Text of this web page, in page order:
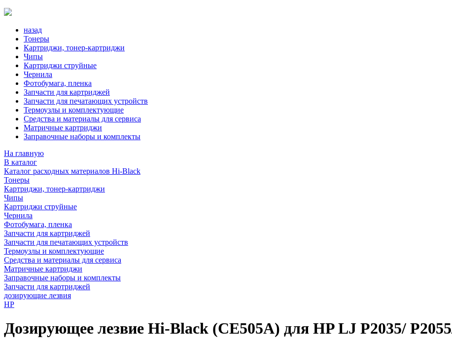
назад
Тонеры
Картриджи, тонер-картриджи
Чипы
Картриджи струйные
Чернила
Фотобумага, пленка
Запчасти для картриджей
Запчасти для печатающих устройств
Термоузлы и комплектующие
Средства и материалы для сервиса
Матричные картриджи
Заправочные наборы и комплекты
На главную
В каталог
Каталог расходных материалов Hi-Black
Тонеры
Картриджи, тонер-картриджи
Чипы
Картриджи струйные
Чернила
Фотобумага, пленка
Запчасти для картриджей
Запчасти для печатающих устройств
Термоузлы и комплектующие
Средства и материалы для сервиса
Матричные картриджи
Заправочные наборы и комплекты
Запчасти для картриджей
дозирующие лезвия
HP
Дозирующее лезвие Hi-Black (CE505A) для HP LJ P2035/